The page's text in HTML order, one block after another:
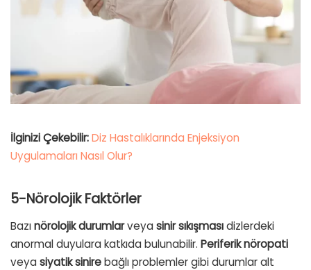
İlginizi Çekebilir:Diz Hastalıklarında Enjeksiyon
Uygulamaları Nasıl Olur?
5-Nörolojik Faktörler
Bazınörolojik durumlarveya sinir sıkışmasıdizlerdeki
anormal duyulara katkıda bulunabilir. Periferik nöropati
veya siyatik sinirebağlı problemler gibi durumlar alt